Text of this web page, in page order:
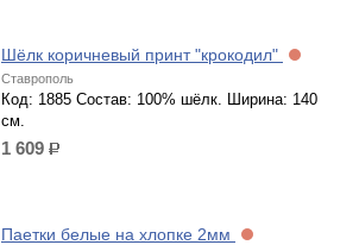
Шёлк коричневый принт "крокодил"
Ставрополь
Код: 1885 Состав: 100% шёлк. Ширина: 140
см.
1 609 р.
Паетки белые на хлопке 2мм